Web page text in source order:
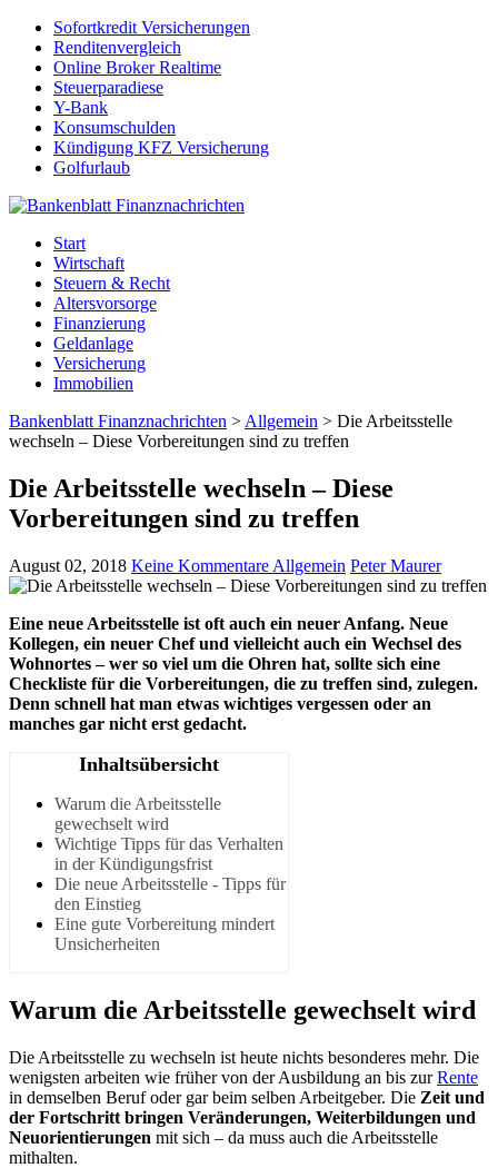
Sofortkredit Versicherungen
Renditenvergleich
Online Broker Realtime
Steuerparadiese
Y-Bank
Konsumschulden
Kündigung KFZ Versicherung
Golfurlaub
Start
Wirtschaft
Steuern & Recht
Altersvorsorge
Finanzierung
Geldanlage
Versicherung
Immobilien
Bankenblatt Finanznachrichten > Allgemein > Die Arbeitsstelle
wechseln – Diese Vorbereitungen sind zu treffen
Die Arbeitsstelle wechseln – Diese
Vorbereitungen sind zu treffen
August 02, 2018 Keine Kommentare Allgemein Peter Maurer
Eine neue Arbeitsstelle ist oft auch ein neuer Anfang. Neue
Kollegen, ein neuer Chef und vielleicht auch ein Wechsel des
Wohnortes – wer so viel um die Ohren hat, sollte sich eine
Checkliste für die Vorbereitungen, die zu treffen sind, zulegen.
Denn schnell hat man etwas wichtiges vergessen oder an
manches gar nicht erst gedacht.
Inhaltsübersicht
Warum die Arbeitsstelle
gewechselt wird
Wichtige Tipps für das Verhalten
in der Kündigungsfrist
Die neue Arbeitsstelle - Tipps für
den Einstieg
Eine gute Vorbereitung mindert
Unsicherheiten
Warum die Arbeitsstelle gewechselt wird
Die Arbeitsstelle zu wechseln ist heute nichts besonderes mehr. Die
wenigsten arbeiten wie früher von der Ausbildung an bis zurRente
in demselben Beruf oder gar beim selben Arbeitgeber. Die Zeit und
der Fortschritt bringen Veränderungen, Weiterbildungen und
Neuorientierungen mit sich – da muss auch die Arbeitsstelle
mithalten.